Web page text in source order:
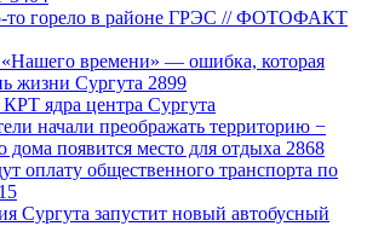
то горело в районе ГРЭС // ФОТОФАКТ
времени» — ошибка, которая
жизни Сургута 2899
ядра центра Сургута
начали преображать территорию −
дома появится место для отдыха 2868
оплату общественного транспорта по
Сургута запустит новый автобусный